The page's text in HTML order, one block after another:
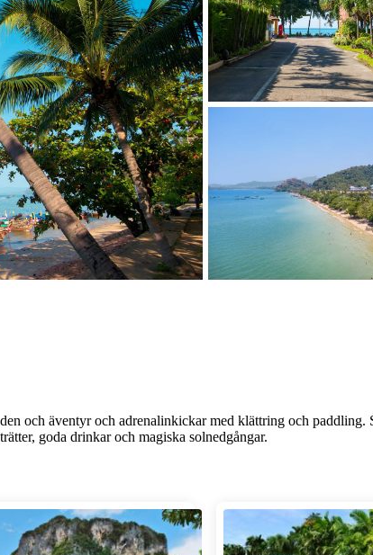
och äventyr och adrenalinkickar med klättring och
goda drinkar och magiska solnedgångar.